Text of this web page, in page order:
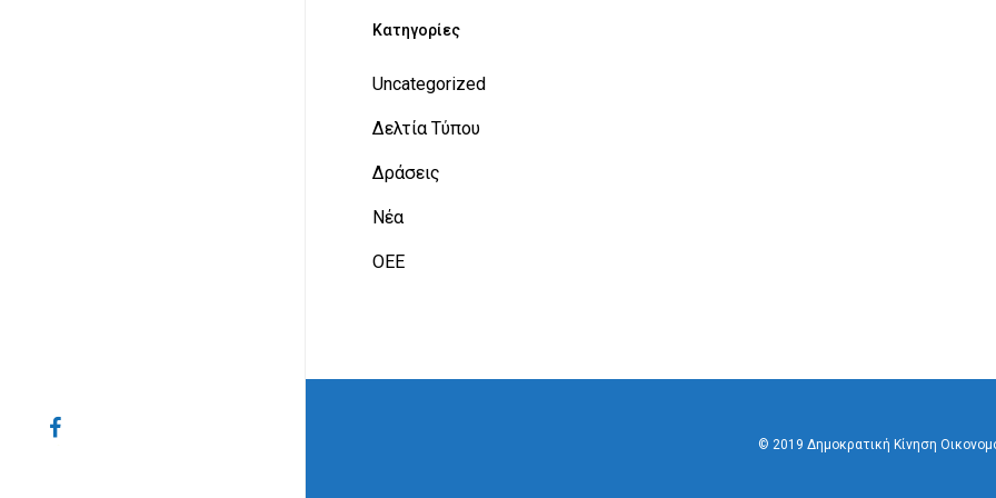
Kατηγορίες
Uncategorized
Δελτία Τύπου
Δράσεις
Νέα
ΟΕΕ
© 2019 Δημοκρατική Κίνηση